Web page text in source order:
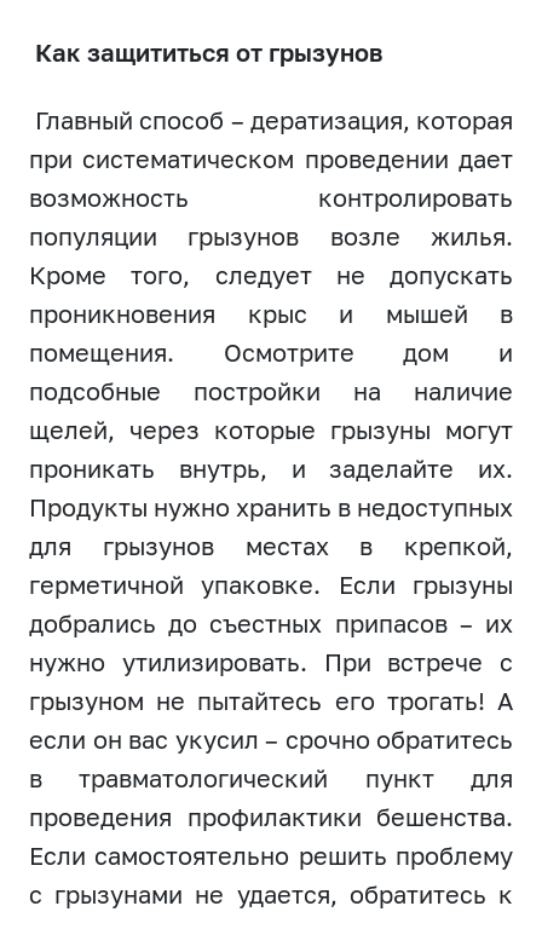
Как защититься от грызунов
Главный способ – дератизация, которая
при систематическом проведении дает
возможность контролировать
популяции грызунов возле жилья.
Кроме того, следует не допускать
проникновения крыс и мышей в
помещения. Осмотрите дом и
подсобные постройки на наличие
щелей, через которые грызуны могут
проникать внутрь, и заделайте их.
Продукты нужно хранить в недоступных
для грызунов местах в крепкой,
герметичной упаковке. Если грызуны
добрались до съестных припасов – их
нужно утилизировать. При встрече с
грызуном не пытайтесь его трогать! А
если он вас укусил – срочно обратитесь
в травматологический пункт для
проведения профилактики бешенства.
Если самостоятельно решить проблему
с грызунами не удается, обратитесь к